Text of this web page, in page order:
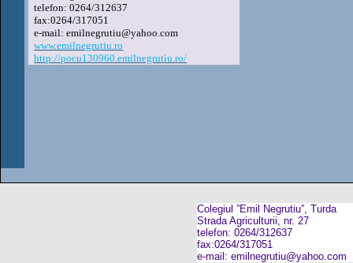
telefon: 0264/312637
fax:0264/317051
e-mail: emilnegrutiu@yahoo.com
www.emilnegrutiu.ro
http://pocu130960.emilnegrutiu.ro/
Colegiul ”Emil Negrutiu”, Turda
Strada Agriculturii, nr. 27
telefon: 0264/312637
fax:0264/317051
e-mail: emilnegrutiu@yahoo.com